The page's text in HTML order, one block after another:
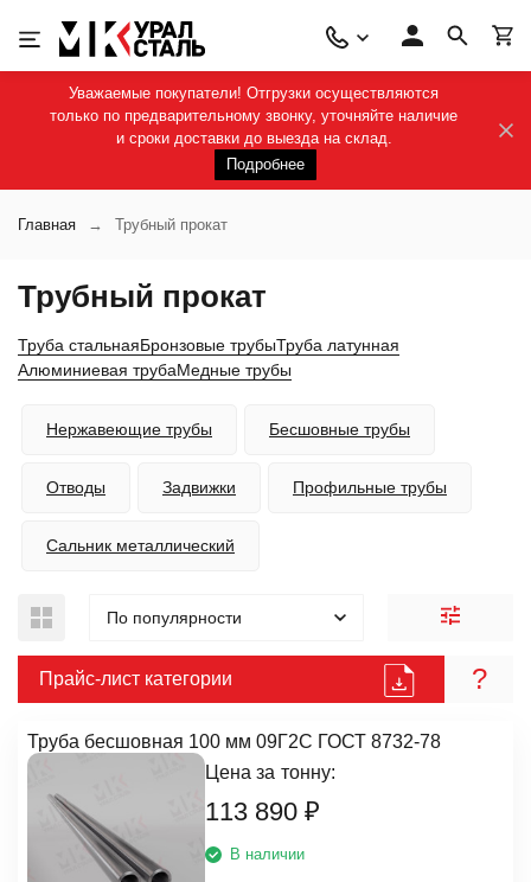
Уважаемые покупатели! Отгрузки осуществляются
только по предварительному звонку, уточняйте наличие
и сроки доставки до выезда на склад.
Подробнее
Главная Трубный прокат
Трубный прокат
Труба стальнаяБронзовые трубыТруба латунная
Алюминиевая трубаМедные трубы
Нержавеющие трубы Бесшовные трубы
Отводы Задвижки Профильные трубы
Сальник металлический
По популярности
Прайс-лист категории ?
Труба бесшовная 100 мм 09Г2С ГОСТ 8732-78
Цена за тонну:
113 890 ₽
В наличии